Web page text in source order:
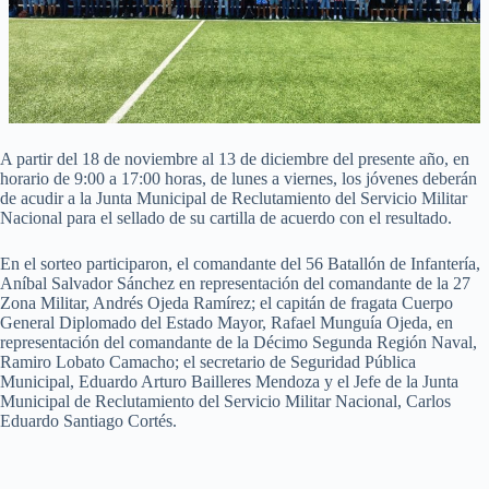
A partir del 18 de noviembre al 13 de diciembre del presente año, en
horario de 9:00 a 17:00 horas, de lunes a viernes, los jóvenes deberán
de acudir a la Junta Municipal de Reclutamiento del Servicio Militar
Nacional para el sellado de su cartilla de acuerdo con el resultado.
En el sorteo participaron, el comandante del 56 Batallón de Infantería,
Aníbal Salvador Sánchez en representación del comandante de la 27
Zona Militar, Andrés Ojeda Ramírez; el capitán de fragata Cuerpo
General Diplomado del Estado Mayor, Rafael Munguía Ojeda, en
representación del comandante de la Décimo Segunda Región Naval,
Ramiro Lobato Camacho; el secretario de Seguridad Pública
Municipal, Eduardo Arturo Bailleres Mendoza y el Jefe de la Junta
Municipal de Reclutamiento del Servicio Militar Nacional, Carlos
Eduardo Santiago Cortés.